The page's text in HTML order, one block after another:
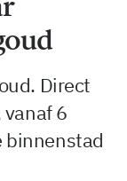
Direct
6
binnenstad